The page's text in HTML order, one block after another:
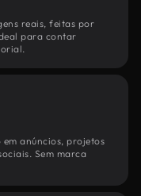
reais, feitas por
para contar
em anúncios, projetos
Sem marca